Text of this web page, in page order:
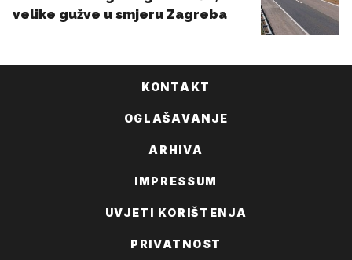
KONTAKT
OGLAŠAVANJE
ARHIVA
IMPRESSUM
UVJETI KORIŠTENJA
PRIVATNOST